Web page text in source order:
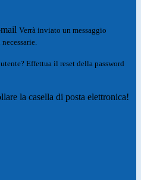
Verrà inviato un messaggio
Effettua il reset della password
la casella di posta elettronica!